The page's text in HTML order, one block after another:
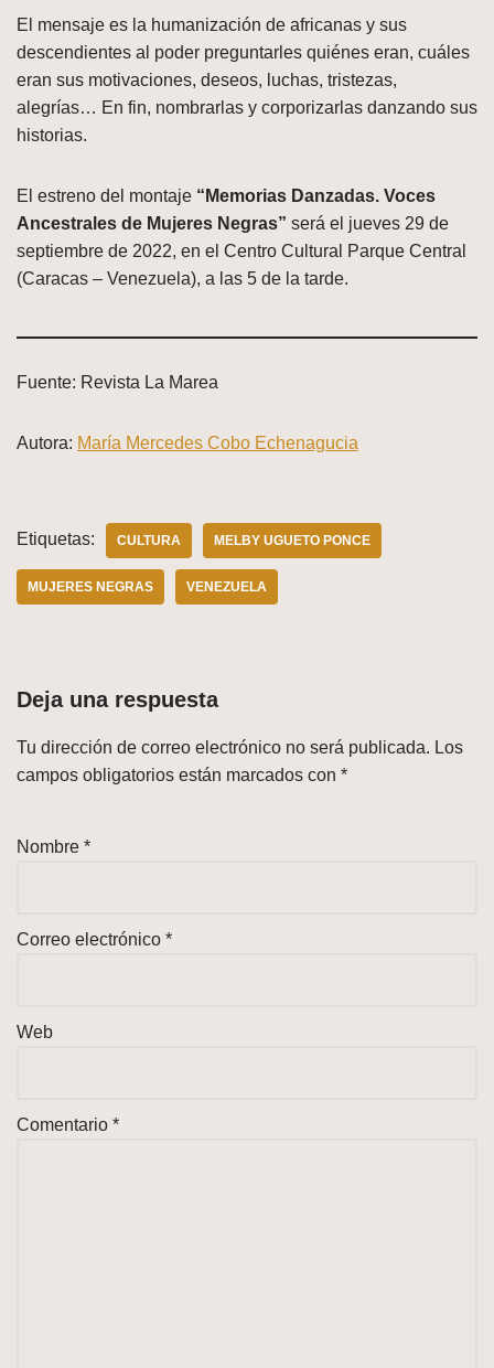
El mensaje es la humanización de africanas y sus
descendientes al poder preguntarles quiénes eran, cuáles
eran sus motivaciones, deseos, luchas, tristezas,
alegrías… En fin, nombrarlas y corporizarlas danzando sus
historias.
El estreno del montaje “Memorias Danzadas. Voces
Ancestrales de Mujeres Negras” será el jueves 29 de
septiembre de 2022, en el Centro Cultural Parque Central
(Caracas – Venezuela), a las 5 de la tarde.
Fuente: Revista La Marea
Autora: María Mercedes Cobo Echenagucia
Etiquetas: CULTURA MELBY UGUETO PONCE
MUJERES NEGRAS VENEZUELA
Deja una respuesta
Tu dirección de correo electrónico no será publicada. Los
campos obligatorios están marcados con *
Nombre *
Correo electrónico *
Web
Comentario *